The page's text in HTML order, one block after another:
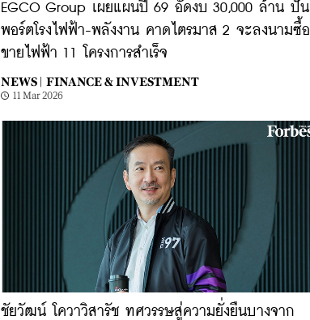
EGCO Group เผยแผนปี 69 อัดงบ 30,000 ล้าน ปั้น
พอร์ตโรงไฟฟ้า-พลังงาน คาดไตรมาส 2 จะลงนามซื้อ
ขายไฟฟ้า 11 โครงการสำเร็จ
NEWS | FINANCE & INVESTMENT
11 Mar 2026
ชัยวัฒน์ โควาวิสารัช ทศวรรษสู่ความยั่งยืนบางจาก